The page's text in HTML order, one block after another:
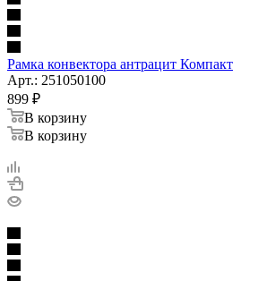
Рамка конвектора антрацит Компакт
Арт.: 251050100
899 ₽
В корзину
В корзину